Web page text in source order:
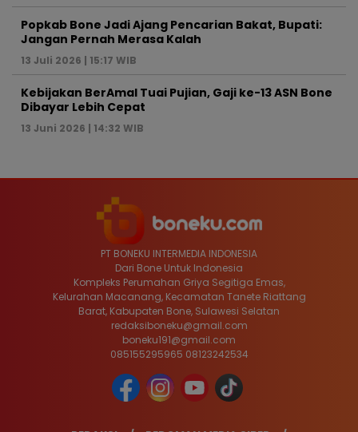
Popkab Bone Jadi Ajang Pencarian Bakat, Bupati:
Jangan Pernah Merasa Kalah
13 Juli 2026 | 15:17 WIB
Kebijakan BerAmal Tuai Pujian, Gaji ke-13 ASN Bone
Dibayar Lebih Cepat
13 Juni 2026 | 14:32 WIB
PT BONEKU INTERMEDIA INDONESIA
Dari Bone Untuk Indonesia
Kompleks Perumahan Griya Segitiga Emas,
Kelurahan Macanang, Kecamatan Tanete Riattang
Barat, Kabupaten Bone, Sulawesi Selatan
redaksiboneku@gmail.com
boneku191@gmail.com
085155295965 08123242534